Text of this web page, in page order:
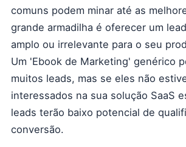
comuns podem minar até as
grande armadilha é oferecer um
amplo ou irrelevante para o seu
Um 'Ebook de Marketing' genérico
muitos leads, mas se eles não
interessados na sua solução SaaS
leads terão baixo potencial de
conversão.